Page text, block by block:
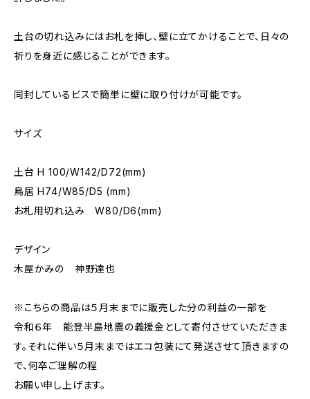
土台の切れ込みにはお札を挿し、壁に立てかけることで、日々の
祈りを身近に感じることができます。
同封しているビスで簡単に壁に取り付けが可能です。
サイズ
土台 H 100/W142/D72(mm)
鳥居 H74/W85/D5 (mm)
お札用切れ込み W80/D6(mm)
デザイン
木屋かみの 神野達也
※こちらの商品は５月末までに販売した分の利益の一部を
令和６年 能登半島地震の義援金として寄付させていただきま
す。それに伴い５月末まではエコ包装にて発送させて頂きますの
で、何卒ご理解の程
お願い申し上げます。